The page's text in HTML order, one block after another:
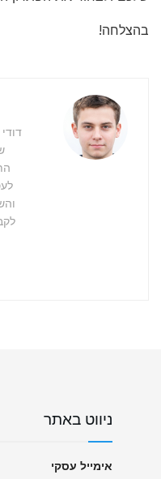
בהצלחה!
ניווט באתר
אימייל עסקי